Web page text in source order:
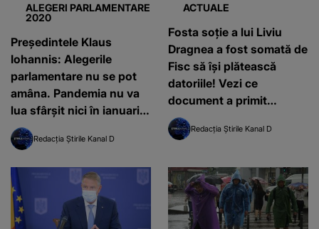
ALEGERI PARLAMENTARE
2020
Președintele Klaus
Iohannis: Alegerile
parlamentare nu se pot
amâna. Pandemia nu va
lua sfârşit nici în ianuarie,
februarie sau martie
Redacția Știrile Kanal D
ACTUALE
Fosta soție a lui Liviu
Dragnea a fost somată de
Fisc să își plătească
datoriile! Vezi ce
document a primit
Bombonica Prodana la
domiciliu! EXCLUSIV
Redacția Știrile Kanal D